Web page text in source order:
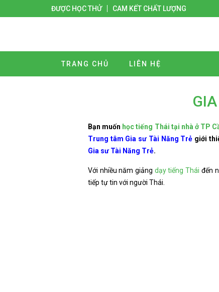
ĐƯỢC HỌC THỬ CAM KẾT CHẤT LƯỢNG
TRANG CHỦ LIÊN HỆ
Bạn muốn học tiếng Thái tại nhà ở TP
Trung tâm Gia sư Tài Năng Trẻ giới
Gia sư Tài Năng Trẻ.
Với nhiều năm giảng dạy tiếng Thái đến
tiếp tự tin với người Thái.